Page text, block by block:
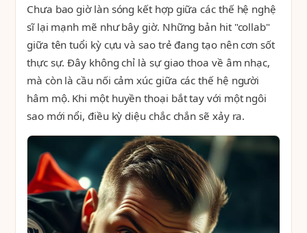
Chưa bao giờ làn sóng kết hợp giữa các thế hệ nghệ
sĩ lại mạnh mẽ như bây giờ. Những bản hit "collab"
giữa tên tuổi kỳ cựu và sao trẻ đang tạo nên cơn sốt
thực sự. Đây không chỉ là sự giao thoa về âm nhạc,
mà còn là cầu nối cảm xúc giữa các thế hệ người
hâm mộ. Khi một huyền thoại bắt tay với một ngôi
sao mới nổi, điều kỳ diệu chắc chắn sẽ xảy ra.